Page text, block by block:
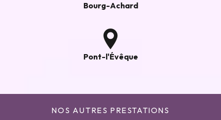
Bourg-Achard
Pont-l'Évêque
NOS AUTRES PRESTATIONS